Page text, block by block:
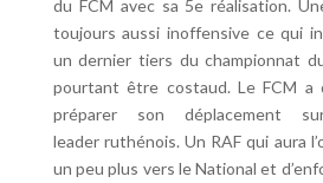
du FCM avec sa 5e réalisation.
toujours aussi inoffensive ce qui
un dernier tiers du championnat
pourtant être costaud. Le FCM a
préparer son déplacement
leader ruthénois. Un RAF qui aura
un peu plus vers le National et